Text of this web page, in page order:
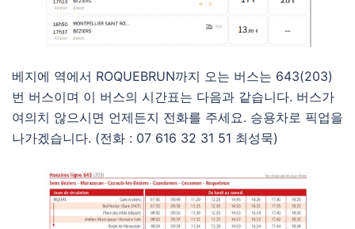
베지에 역에서 ROQUEBRUN까지 오는 버스는 643(203)
번 버스이며 이 버스의 시간표는 다음과 같습니다. 버스가
여의치 않으시면 언제든지 전화를 주세요. 승용차로 픽업을
나가겠습니다. (전화 : 07 616 32 31 51 최성묵)